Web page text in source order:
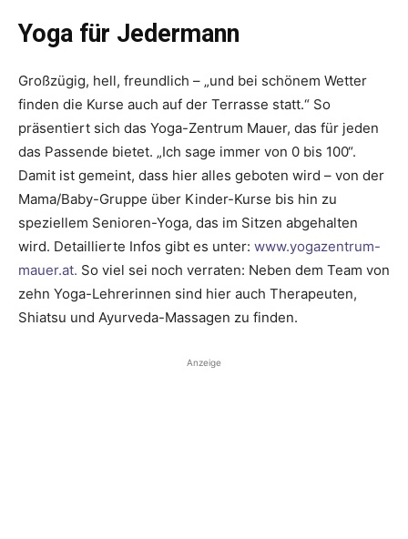
Yoga für Jedermann
Großzügig, hell, freundlich – „und bei schönem Wetter
finden die Kurse auch auf der Terrasse statt.“ So
präsentiert sich das Yoga-Zentrum Mauer, das für jeden
das ­Passende bietet. „Ich sage immer von 0 bis 100“.
Damit ist gemeint, dass hier alles geboten wird – von der
Mama/Baby-Gruppe über Kinder-Kurse bis hin zu
speziellem Senioren-Yoga, das im Sitzen abgehalten
wird. Detaillierte Infos gibt es unter: www.yogazentrum-
mauer.at. So viel sei noch verraten: Neben dem Team von
zehn Yoga-Lehrerinnen sind hier auch Therapeuten,
Shiatsu und Ayurveda-Massagen zu finden.
Anzeige